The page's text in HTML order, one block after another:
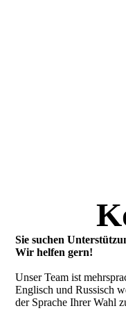
Sie suchen
Wir helfen gern!
Unser Team ist
Englisch und Russisch
der Sprache Ihrer Wahl